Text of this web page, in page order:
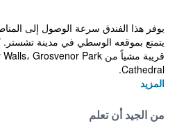
يوفر هذا الفندق سرعة الوصول إلى
يتمتع بموقعه الوسطي في مدينة تشستر.
Cathedral.
المزيد
من الجيد أن تعلم